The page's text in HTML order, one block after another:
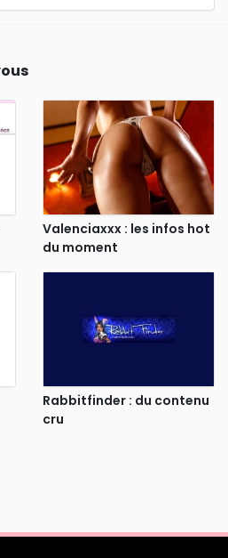
Valenciaxxx : les infos hot
du moment
Rabbitfinder : du contenu
cru